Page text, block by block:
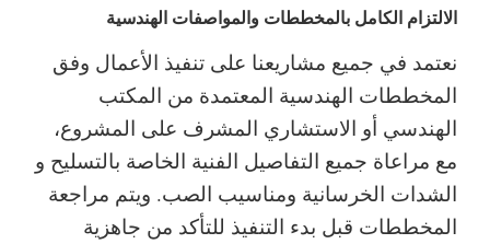
الالتزام الكامل بالمخططات والمواصفات الهندسية
نعتمد في جميع مشاريعنا على تنفيذ الأعمال وفق
المخططات الهندسية المعتمدة من المكتب
الهندسي أو الاستشاري المشرف على المشروع،
مع مراعاة جميع التفاصيل الفنية الخاصة بالتسليح و
الشدات الخرسانية ومناسيب الصب. ويتم مراجعة
المخططات قبل بدء التنفيذ للتأكد من جاهزية